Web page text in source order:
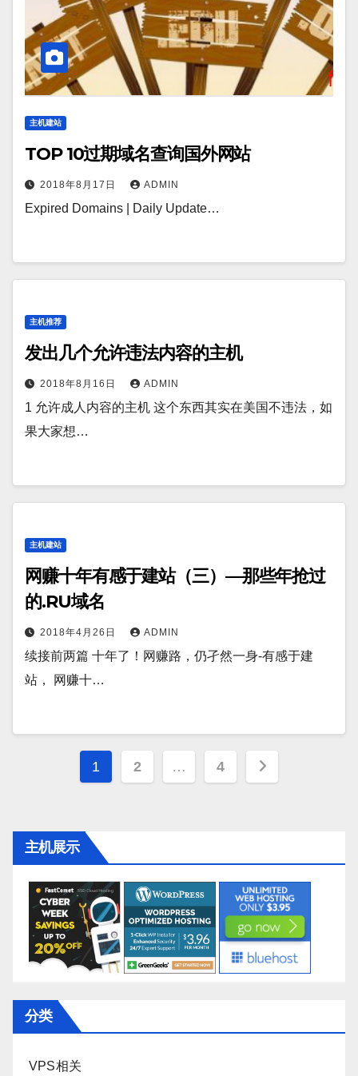
主机建站
TOP 10过期域名查询国外网站
2018年8月17日 ADMIN
Expired Domains | Daily Update…
主机推荐
发出几个允许违法内容的主机
2018年8月16日 ADMIN
1 允许成人内容的主机 这个东西其实在美国不违法，如
果大家想…
主机建站
网赚十年有感于建站（三）—那些年抢过
的.RU域名
2018年4月26日 ADMIN
续接前两篇 十年了！网赚路，仍孑然一身-有感于建
站， 网赚十…
文
导
航
1 2 … 4
主机展示
分类
VPS相关